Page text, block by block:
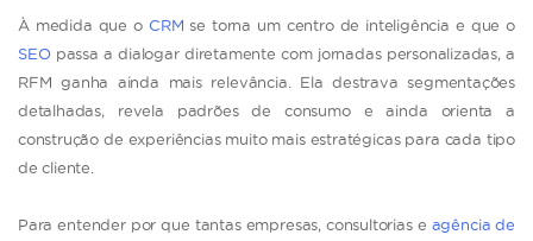
À medida que o CRM se torna um centro de inteligência e que o
SEOpassa a dialogar diretamente com jornadas personalizadas, a
RFM ganha ainda mais relevância. Ela destrava segmentações
detalhadas, revela padrões de consumo e ainda orienta a
construção de experiências muito mais estratégicas para cada tipo
de cliente.
Para entender por que tantas empresas, consultorias e agência de